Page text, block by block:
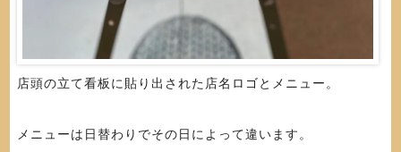
店頭の立て看板に貼り出された店名ロゴとメニュー。
メニューは日替わりでその日によって違います。